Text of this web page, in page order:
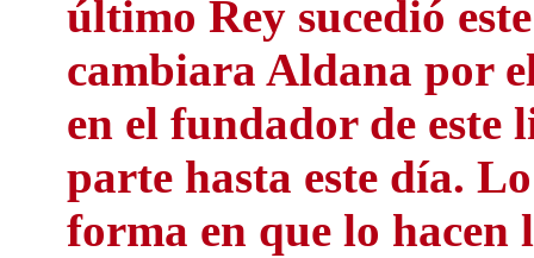
último Rey sucedió
cambiara Aldana por
en el fundador de este
parte hasta este día.
forma en que lo hacen